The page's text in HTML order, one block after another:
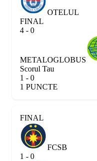
OTELUL
FINAL
4 - 0
METALOGLOBUS
Scorul Tau
1 - 0
1 PUNCTE
FINAL
FCSB
1 - 0